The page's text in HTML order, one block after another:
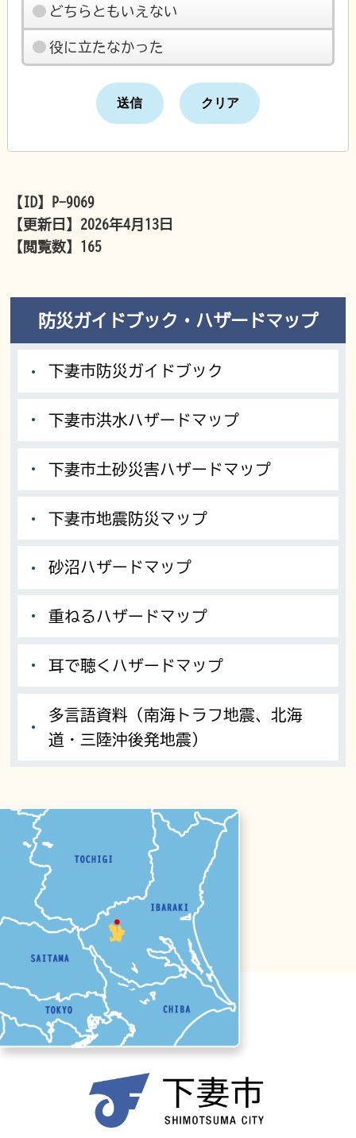
どちらともいえない
役に立たなかった
【ID】
P-9069
【更新日】 2026年4月13日
【閲覧数】 165
防災ガイドブック・ハザードマップ
下妻市防災ガイドブック
下妻市洪水ハザードマップ
下妻市土砂災害ハザードマップ
下妻市地震防災マップ
砂沼ハザードマップ
重ねるハザードマップ
耳で聴くハザードマップ
多言語資料（南海トラフ地震、北海
道・三陸沖後発地震）